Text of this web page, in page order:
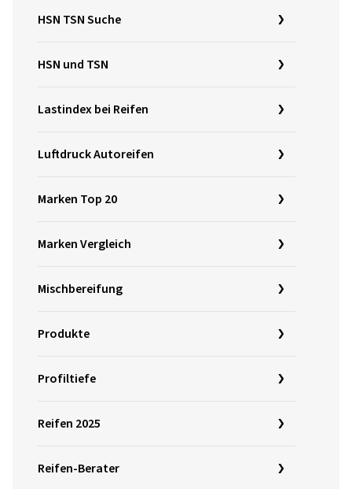
HSN TSN Suche
HSN und TSN
Lastindex bei Reifen
Luftdruck Autoreifen
Marken Top 20
Marken Vergleich
Mischbereifung
Produkte
Profiltiefe
Reifen 2025
Reifen-Berater